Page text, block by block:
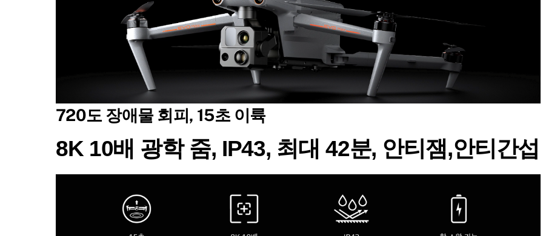
720도 장애물 회피, 15초 이륙
8K 10배 광학 줌, IP43, 최대 42분, 안티잼,안티간섭